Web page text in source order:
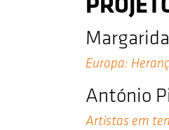
Europa:
António
Artistas em